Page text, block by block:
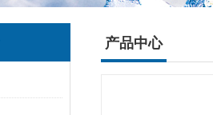
产品中心